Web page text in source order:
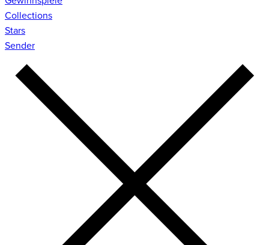
Collections
Stars
Sender